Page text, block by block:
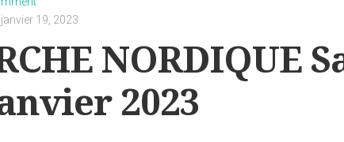
19, 2023
NORDIQUE
2023